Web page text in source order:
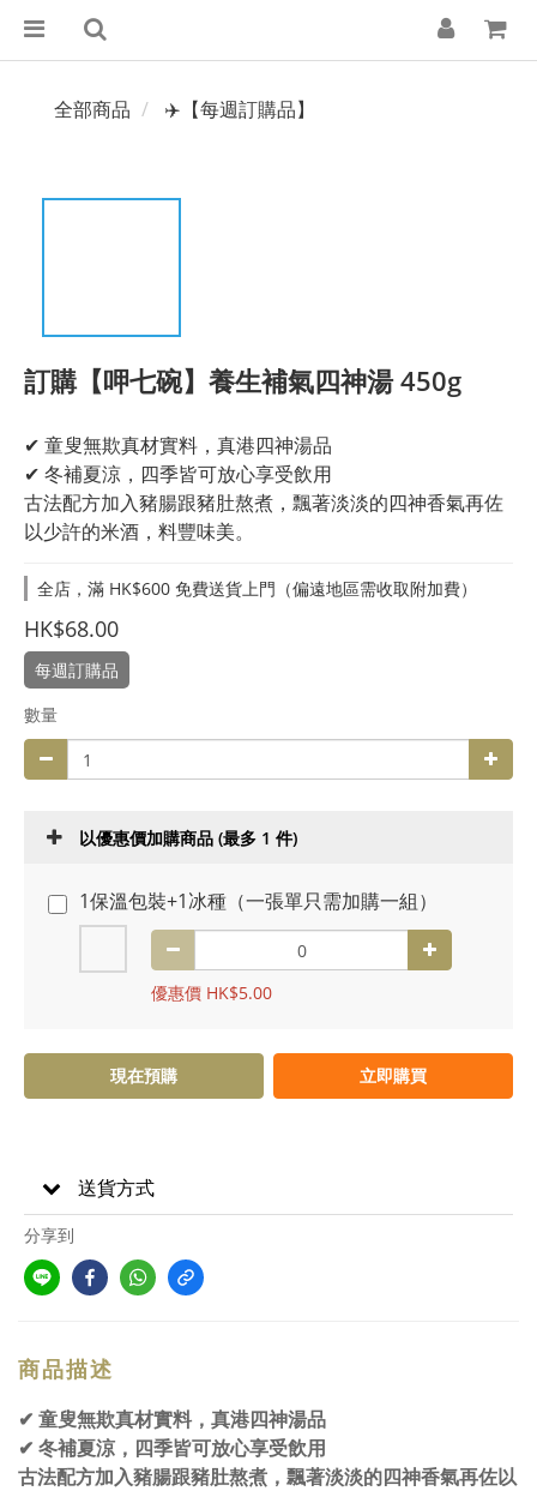
全部商品 ✈️【每週訂購品】
訂購【呷七碗】養生補氣四神湯 450g
✔ 童叟無欺真材實料，真港四神湯品
✔ 冬補夏涼，四季皆可放心享受飲用
古法配方加入豬腸跟豬肚熬煮，飄著淡淡的四神香氣再佐
以少許的米酒，料豐味美。
全店，滿 HK$600 免費送貨上門（偏遠地區需收取附加費）
HK$68.00
每週訂購品
數量
以優惠價加購商品 (最多 1 件)
1保溫包裝+1冰種（一張單只需加購一組）
優惠價 HK$5.00
現在預購 立即購買
送貨方式
分享到
商品描述
✔ 童叟無欺真材實料，真港四神湯品
✔ 冬補夏涼，四季皆可放心享受飲用
古法配方加入豬腸跟豬肚熬煮，飄著淡淡的四神香氣再佐以